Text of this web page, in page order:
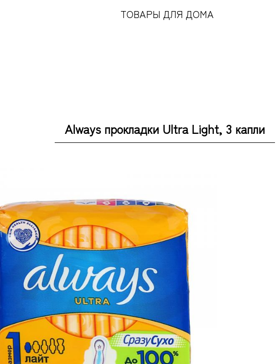
ТОВАРЫ ДЛЯ ДОМА
Always прокладки Ultra Light, 3 капли